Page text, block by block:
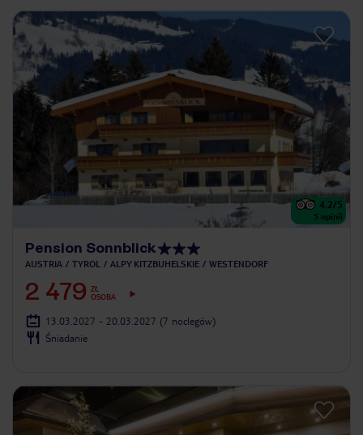
4.2/5
5 opinii
Pension Sonnblick
AUSTRIA TYROL ALPY KITZBUHELSKIE WESTENDORF
2 479 ZŁ
OSOBA
13.03.2027 - 20.03.2027 (7 noclegów)
Śniadanie